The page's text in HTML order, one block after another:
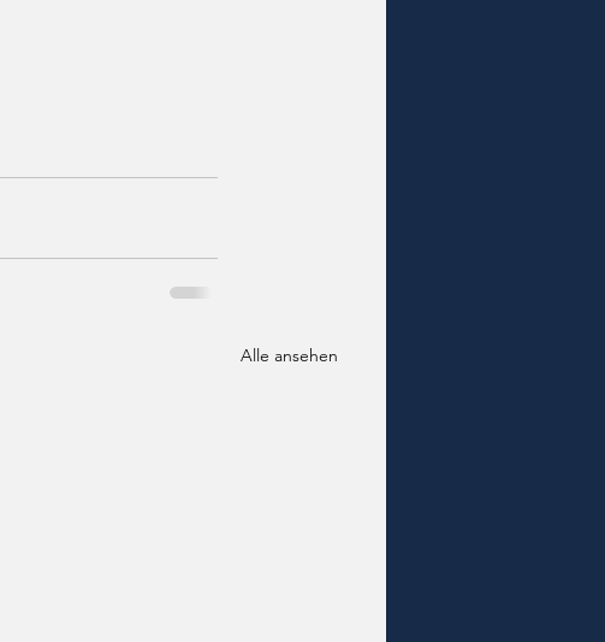
Alle ansehen